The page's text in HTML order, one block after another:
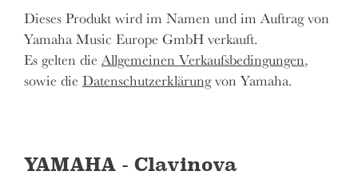
Dieses Produkt wird im Namen und im Auftrag von
Yamaha Music Europe GmbH verkauft.
Es gelten die Allgemeinen Verkaufsbedingungen,
sowie die Datenschutzerklärungvon Yamaha.
YAMAHA - Clavinova